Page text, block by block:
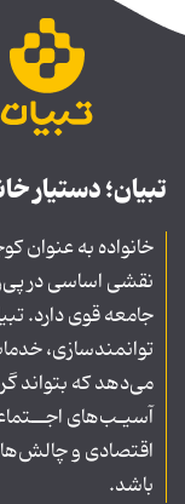
تبیان؛ دستیار
خانواده به عنوان
نقشی اساسی در
جامعه قوی دارد.
توانمندسازی،
می‌دهد که بتواند
آسیـب‌های
اقتصادی و
باشد.